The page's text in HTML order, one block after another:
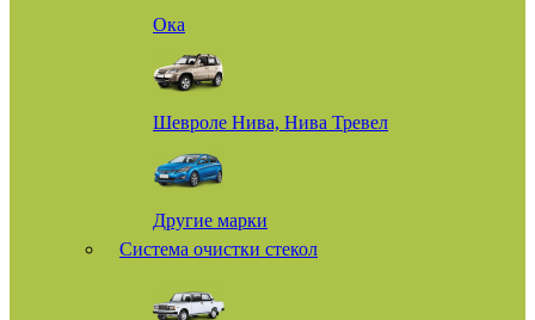
Ока
Шевроле Нива, Нива Тревел
Другие марки
Система очистки стекол